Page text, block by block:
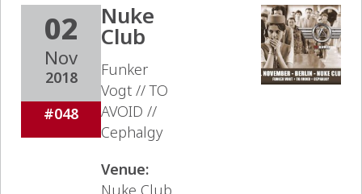
02
Nov
2018
#048
Nuke
Club
Funker
Vogt // TO
AVOID //
Cephalgy
Venue:
Nuke Club